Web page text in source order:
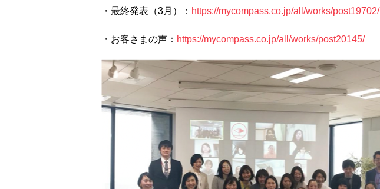
・最終発表（3月）： https://mycompass.co.jp/all/works/post19702/
・お客さまの声： https://mycompass.co.jp/all/works/post20145/